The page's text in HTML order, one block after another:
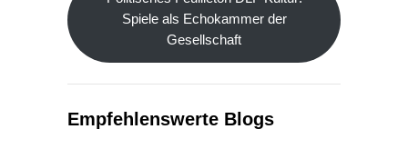
Spiele als Echokammer der
Gesellschaft
Empfehlenswerte Blogs